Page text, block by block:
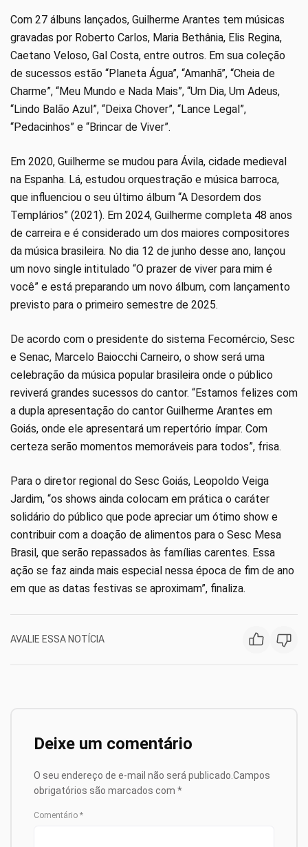
Com 27 álbuns lançados, Guilherme Arantes tem músicas
gravadas por Roberto Carlos, Maria Bethânia, Elis Regina,
Caetano Veloso, Gal Costa, entre outros. Em sua coleção
de sucessos estão “Planeta Água”, “Amanhã”, “Cheia de
Charme”, “Meu Mundo e Nada Mais”, “Um Dia, Um Adeus,
“Lindo Balão Azul”, “Deixa Chover”, “Lance Legal”,
“Pedacinhos” e “Brincar de Viver”.
Em 2020, Guilherme se mudou para Ávila, cidade medieval
na Espanha. Lá, estudou orquestração e música barroca,
que influenciou o seu último álbum “A Desordem dos
Templários” (2021). Em 2024, Guilherme completa 48 anos
de carreira e é considerado um dos maiores compositores
da música brasileira. No dia 12 de junho desse ano, lançou
um novo single intitulado “O prazer de viver para mim é
você” e está preparando um novo álbum, com lançamento
previsto para o primeiro semestre de 2025.
De acordo com o presidente do sistema Fecomércio, Sesc
e Senac, Marcelo Baiocchi Carneiro, o show será uma
celebração da música popular brasileira onde o público
reviverá grandes sucessos do cantor. “Estamos felizes com
a dupla apresentação do cantor Guilherme Arantes em
Goiás, onde ele apresentará um repertório ímpar. Com
certeza serão momentos memoráveis para todos”, frisa.
Para o diretor regional do Sesc Goiás, Leopoldo Veiga
Jardim, “os shows ainda colocam em prática o caráter
solidário do público que pode apreciar um ótimo show e
contribuir com a doação de alimentos para o Sesc Mesa
Brasil, que serão repassados às famílias carentes. Essa
ação se faz ainda mais especial nessa época de fim de ano
em que as datas festivas se aproximam”, finaliza.
AVALIE ESSA NOTÍCIA
Deixe um comentário
O seu endereço de e-mail não será publicado. Campos
obrigatórios são marcados com *
Comentário *